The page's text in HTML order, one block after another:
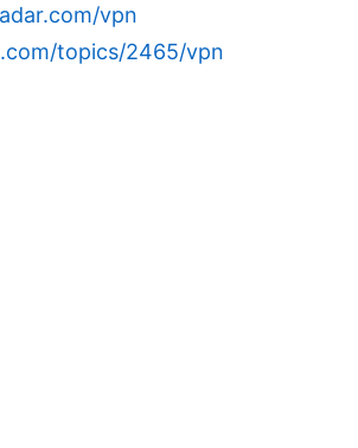
vpn
topics/2465/vpn